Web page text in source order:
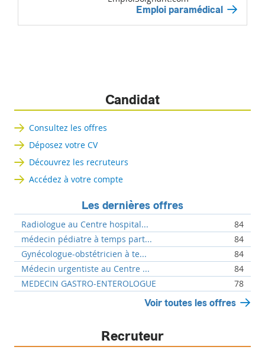
Emploi paramédical
Candidat
Consultez les offres
Déposez votre CV
Découvrez les recruteurs
Accédez à votre compte
Les dernières offres
Radiologue au Centre hospital...
84
médecin pédiatre à temps part...
84
Gynécologue-obstétricien à te...
84
Médecin urgentiste au Centre ...
84
MEDECIN GASTRO-ENTEROLOGUE
78
Voir toutes les offres
Recruteur